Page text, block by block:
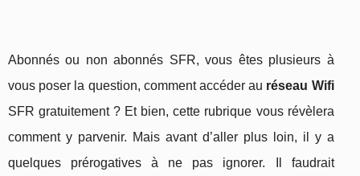
Abonnés ou non abonnés SFR, vous êtes plusieurs à
vous poser la question, comment accéder au réseau Wifi
SFR gratuitement ? Et bien, cette rubrique vous révèlera
comment y parvenir. Mais avant d’aller plus loin, il y a
quelques prérogatives à ne pas ignorer. Il faudrait